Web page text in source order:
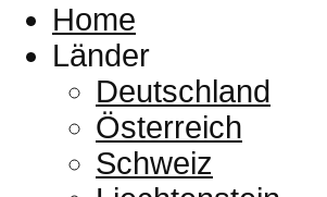
Home
Länder
Deutschland
Österreich
Schweiz